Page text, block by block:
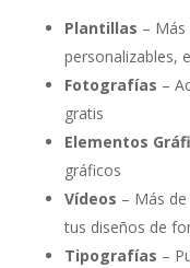
Plantillas – Más
personalizables,
Fotografías –
gratis
Elementos
gráficos
Vídeos – Más
tus diseños de
Tipografías –